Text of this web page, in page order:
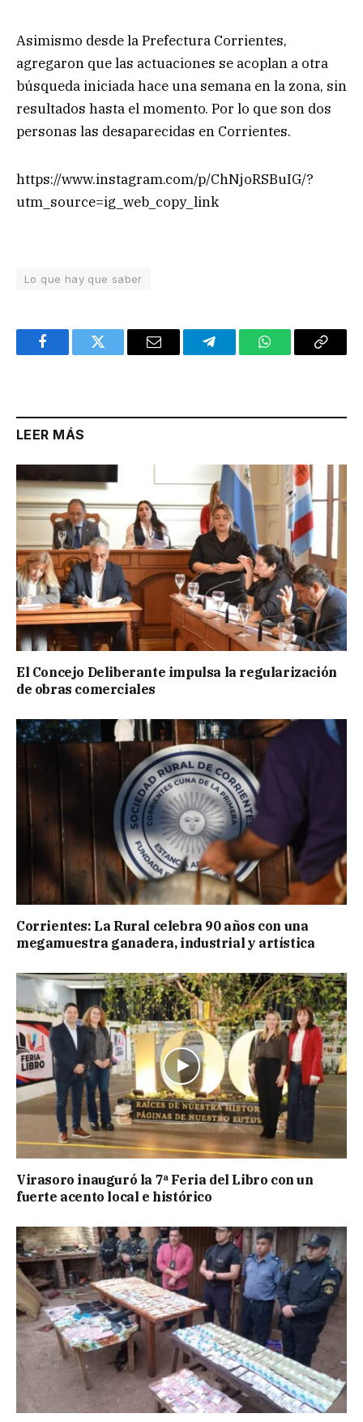
Asimismo desde la Prefectura Corrientes,
agregaron que las actuaciones se acoplan a otra
búsqueda iniciada hace una semana en la zona, sin
resultados hasta el momento. Por lo que son dos
personas las desaparecidas en Corrientes.
https://www.instagram.com/p/ChNjoRSBuIG/?
utm_source=ig_web_copy_link
Lo que hay que saber
FacebookTwitter Email TelegramWhatsAppCopy
LEER MÁS
El Concejo Deliberante impulsa la regularización
de obras comerciales
Corrientes: La Rural celebra 90 años con una
megamuestra ganadera, industrial y artística
Virasoro inauguró la 7ª Feria del Libro con un
fuerte acento local e histórico